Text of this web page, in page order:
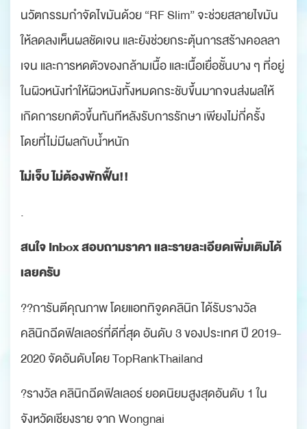
นวัตกรรมกำจัดไขมันด้วย “RF Slim” จะช่วยสลายไขมัน
ให้ลดลงเห็นผลชัดเจน และยังช่วยกระตุ้นการสร้างคอลลา
เจน และการหดตัวของกล้ามเนื้อ และเนื้อเยื่อชั้นบาง ๆ ที่อยู่
ในผิวหนังทำให้ผิวหนังทั้งหมดกระชับขึ้นมากจนส่งผลให้
เกิดการยกตัวขึ้นทันทีหลังรับการรักษา เพียงไม่กี่ครั้ง
โดยที่ไม่มีผลกับน้ำหนัก
ไม่เจ็บ ไม่ต้องพักฟื้น!!
.
สนใจ Inbox สอบถามราคา และรายละเอียดเพิ่มเติมได้
เลยครับ
??การันตีคุณภาพ โดยแอททิจูดคลินิก ได้รับรางวัล
คลินิกฉีดฟิลเลอร์ที่ดีที่สุด อันดับ 3 ของประเทศ ปี 2019-
2020 จัดอันดับโดย TopRankThailand
?รางวัล คลินิกฉีดฟิลเลอร์ ยอดนิยมสูงสุดอันดับ 1 ใน
จังหวัดเชียงราย จาก Wongnai